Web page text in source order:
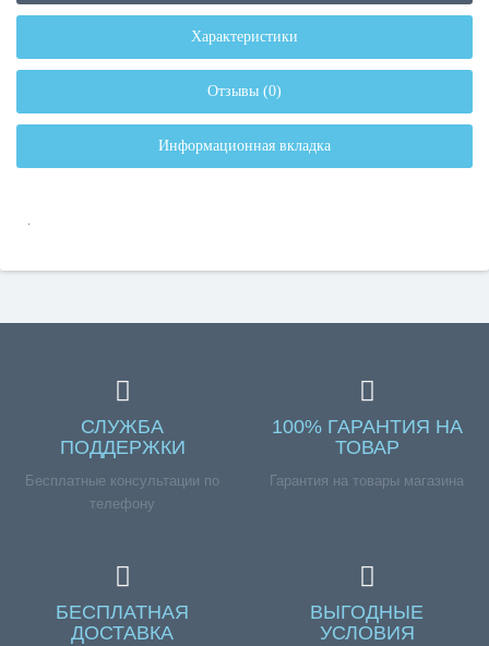
Характеристики
Отзывы (0)
Информационная вкладка
.
СЛУЖБА
ПОДДЕРЖКИ
Бесплатные консультации по
телефону
100% ГАРАНТИЯ НА
ТОВАР
Гарантия на товары магазина
БЕСПЛАТНАЯ
ДОСТАВКА
ВЫГОДНЫЕ
УСЛОВИЯ